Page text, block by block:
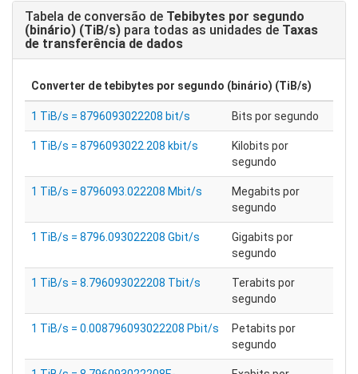
Tabela de conversão de Tebibytes por segundo
(binário) (TiB/s) para todas as unidades de Taxas
de transferência de dados
Converter de tebibytes por segundo (binário) (TiB/s)
1 TiB/s = 8796093022208 bit/s Bits por segundo
1 TiB/s = 8796093022.208 kbit/s
Kilobits por
segundo
1 TiB/s = 8796093.022208 Mbit/s
Megabits por
segundo
1 TiB/s = 8796.093022208 Gbit/s
Gigabits por
segundo
1 TiB/s = 8.796093022208 Tbit/s
Terabits por
segundo
1 TiB/s = 0.008796093022208 Pbit/s
Petabits por
segundo